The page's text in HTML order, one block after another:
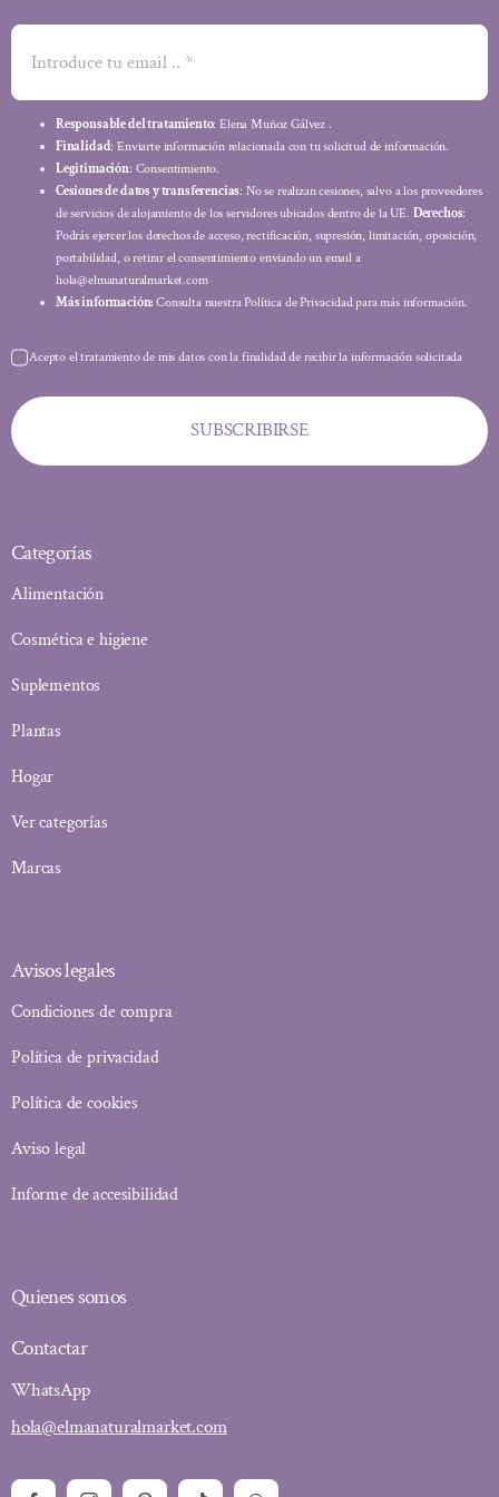
Responsable del tratamiento: Elena Muñoz Gálvez .
Finalidad: Enviarte información relacionada con tu solicitud de información.
Legitimación: Consentimiento.
Cesiones de datos y transferencias: No se realizan cesiones, salvo a los proveedores
de servicios de alojamiento de los servidores ubicados dentro de la UE. Derechos:
Podrás ejercer los derechos de acceso, rectificación, supresión, limitación, oposición,
portabilidad, o retirar el consentimiento enviando un email a
hola@elmanaturalmarket.com
Más información: Consulta nuestra Política de Privacidad para más información.
Acepto el tratamiento de mis datos con la finalidad de recibir la información solicitada
SUBSCRIBIRSE
Categorías
Alimentación
Cosmética e higiene
Suplementos
Plantas
Hogar
Ver categorías
Marcas
Avisos legales
Condiciones de compra
Política de privacidad
Política de cookies
Aviso legal
Informe de accesibilidad
Quienes somos
Contactar
WhatsApp
hola@elmanaturalmarket.com